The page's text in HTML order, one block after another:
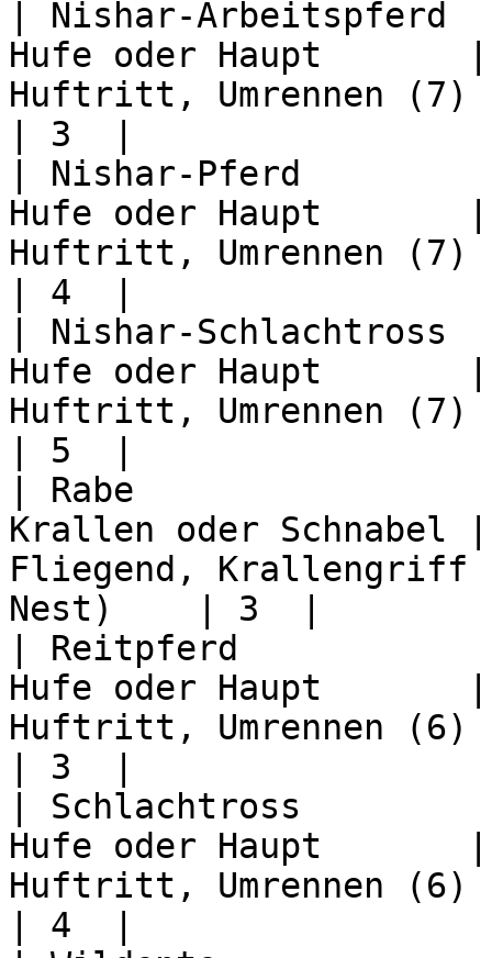
| Nishar-
Hufe oder Haupt
Huftritt,
| 3  |
| Nishar-Pferd
Hufe oder Haupt
Huftritt,
| 4  |
| Nishar-
Hufe oder Haupt
Huftritt,
| 5  |
| Rabe
Krallen oder
Fliegend,
Nest)    | 3  |
| Reitpferd
Hufe oder Haupt
Huftritt,
| 3  |
| Schlachtross
Hufe oder Haupt
Huftritt,
| 4  |